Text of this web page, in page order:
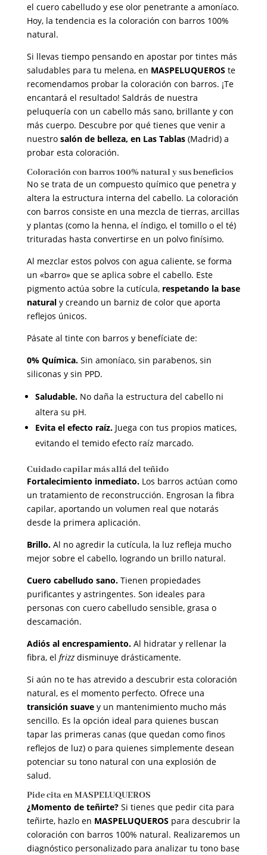
el cuero cabelludo y ese olor penetrante a amoníaco.
Hoy, la tendencia es la coloración con barros 100%
natural.
Si llevas tiempo pensando en apostar por tintes más
saludables para tu melena, en MASPELUQUEROS te
recomendamos probar la coloración con barros. ¡Te
encantará el resultado! Saldrás de nuestra
peluquería con un cabello más sano, brillante y con
más cuerpo. Descubre por qué tienes que venir a
nuestro salón de belleza, en Las Tablas(Madrid) a
probar esta coloración.
Coloración con barros 100% natural y sus beneficios
No se trata de un compuesto químico que penetra y
altera la estructura interna del cabello. La coloración
con barros consiste en una mezcla de tierras, arcillas
y plantas (como la henna, el índigo, el tomillo o el té)
trituradas hasta convertirse en un polvo finísimo.
Al mezclar estos polvos con agua caliente, se forma
un «barro» que se aplica sobre el cabello. Este
pigmento actúa sobre la cutícula, respetando la base
naturaly creando un barniz de color que aporta
reflejos únicos.
Pásate al tinte con barros y benefíciate de:
0% Química.Sin amoníaco, sin parabenos, sin
siliconas y sin PPD.
Saludable.No daña la estructura del cabello ni
altera su pH.
Evita el efecto raíz. Juega con tus propios matices,
evitando el temido efecto raíz marcado.
Cuidado capilar más allá del teñido
Fortalecimiento inmediato. Los barros actúan como
un tratamiento de reconstrucción. Engrosan la fibra
capilar, aportando un volumen real que notarás
desde la primera aplicación.
Brillo.Al no agredir la cutícula, la luz refleja mucho
mejor sobre el cabello, logrando un brillo natural.
Cuero cabelludo sano.Tienen propiedades
purificantes y astringentes. Son ideales para
personas con cuero cabelludo sensible, grasa o
descamación.
Adiós al encrespamiento.Al hidratar y rellenar la
fibra, el frizzdisminuye drásticamente.
Si aún no te has atrevido a descubrir esta coloración
natural, es el momento perfecto. Ofrece una
transición suavey un mantenimiento mucho más
sencillo. Es la opción ideal para quienes buscan
tapar las primeras canas (que quedan como finos
reflejos de luz) o para quienes simplemente desean
potenciar su tono natural con una explosión de
salud.
Pide cita en MASPELUQUEROS
¿Momento de teñirte? Si tienes que pedir cita para
teñirte, hazlo en MASPELUQUEROS para descubrir la
coloración con barros 100% natural. Realizaremos un
diagnóstico personalizado para analizar tu tono base